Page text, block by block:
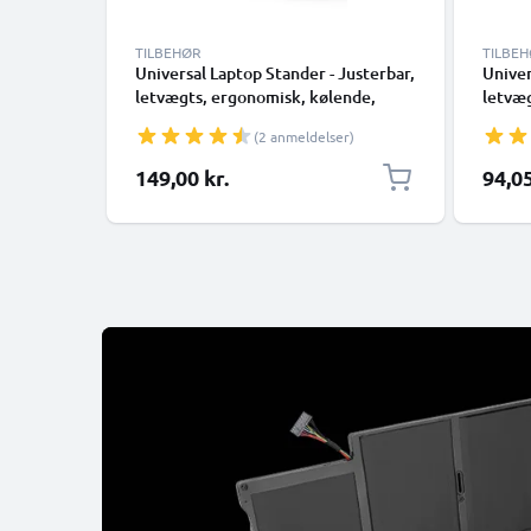
TILBEHØR
Universal Laptop Stander - Justerbar,
letvægts, ergonomisk, kølende,
sammenklappelig Notebook
Elevator, køler og holder til
arbejdsbord og bord
(2 anmeldelser)
149,00 kr. Særlig